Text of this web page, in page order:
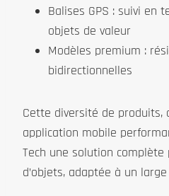
Balises GPS : suivi en
objets de valeur
Modèles premium :
bidirectionnelles
Cette diversité de produits,
application mobile
Tech une solution
d’objets, adaptée à un